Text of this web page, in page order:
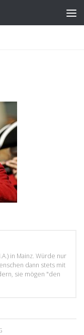
in Mainz. Würde nur
dann stets mit
sie mögen "den